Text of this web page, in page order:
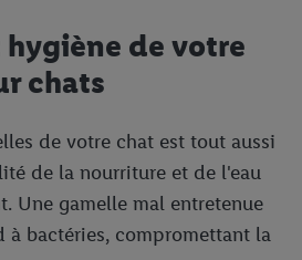
de votre
chats
de votre chat est tout aussi
de la nourriture et de l'eau
Une gamelle mal entretenue
à bactéries, compromettant la